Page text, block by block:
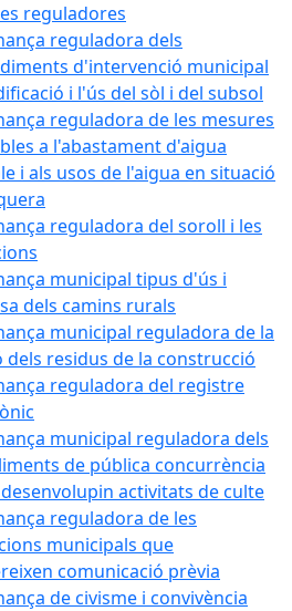
reguladores
reguladora dels
d'intervenció municipal
i l'ús del sòl i del subsol
reguladora de les mesures
a l'abastament d'aigua
i als usos de l'aigua en situació
reguladora del soroll i les
municipal tipus d'ús i
dels camins rurals
municipal reguladora de la
dels residus de la construcció
reguladora del registre
municipal reguladora dels
de pública concurrència
activitats de culte
reguladora de les
municipals que
comunicació prèvia
de civisme i convivència